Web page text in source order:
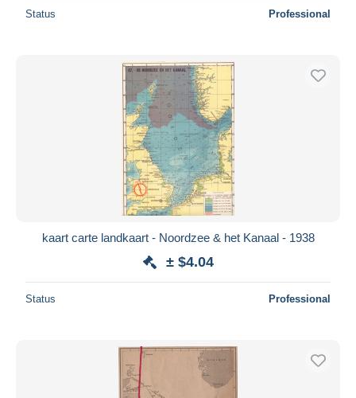
Status Professional
kaart carte landkaart - Noordzee & het Kanaal - 1938
± $4.04
Status Professional